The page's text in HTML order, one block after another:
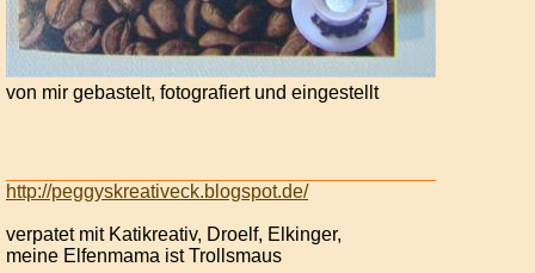
von mir gebastelt, fotografiert und eingestellt
http://peggyskreativeck.blogspot.de/
verpatet mit Katikreativ, Droelf, Elkinger,
meine Elfenmama ist Trollsmaus